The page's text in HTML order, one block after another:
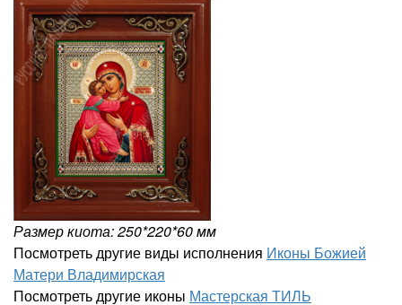
Размер киота: 250*220*60 мм
Посмотреть другие виды исполнения Иконы Божией
Матери Владимирская
Посмотреть другие иконы Мастерская ТИЛЬ